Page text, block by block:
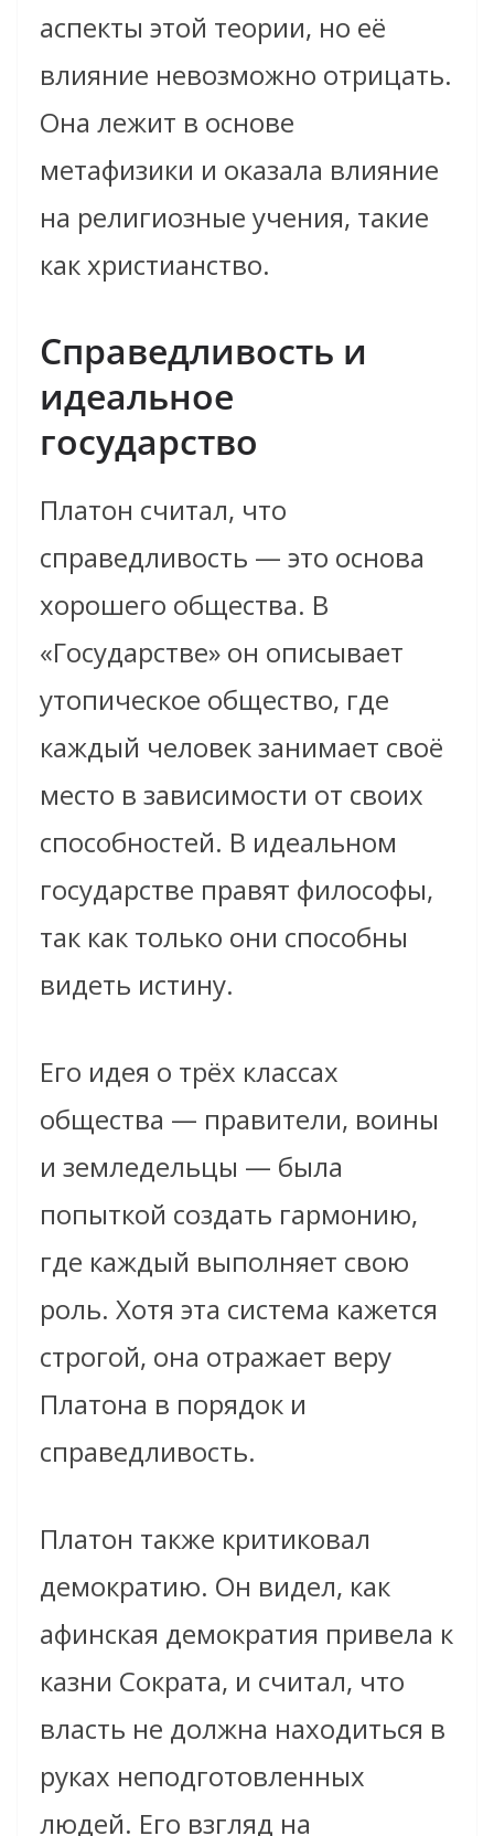
аспекты этой теории, но её
влияние невозможно отрицать.
Она лежит в основе
метафизики и оказала влияние
на религиозные учения, такие
как христианство.
Справедливость и
идеальное
государство
Платон считал, что
справедливость — это основа
хорошего общества. В
«Государстве» он описывает
утопическое общество, где
каждый человек занимает своё
место в зависимости от своих
способностей. В идеальном
государстве правят философы,
так как только они способны
видеть истину.
Его идея о трёх классах
общества — правители, воины
и земледельцы — была
попыткой создать гармонию,
где каждый выполняет свою
роль. Хотя эта система кажется
строгой, она отражает веру
Платона в порядок и
справедливость.
Платон также критиковал
демократию. Он видел, как
афинская демократия привела к
казни Сократа, и считал, что
власть не должна находиться в
руках неподготовленных
людей. Его взгляд на